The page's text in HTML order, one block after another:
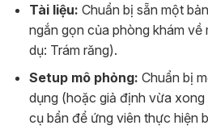
Tài liệu: Chuẩn bị sẵn một
ngắn gọn của phòng khám
dụ: Trám răng).
Setup mô phỏng: Chuẩn bị
dụng (hoặc giả định vừa
cụ bẩn để ứng viên thực hiện